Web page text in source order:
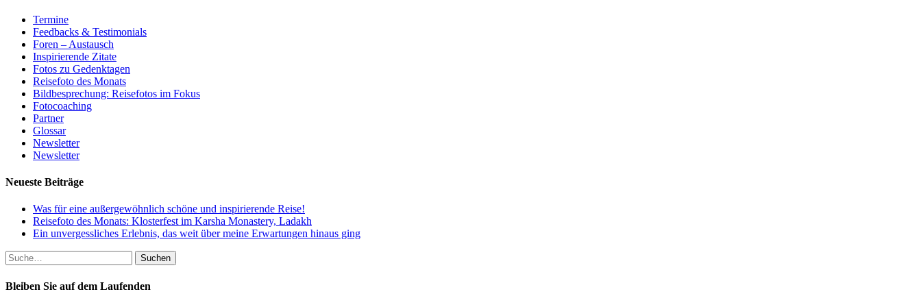
Termine
Feedbacks & Testimonials
Foren – Austausch
Inspirierende Zitate
Fotos zu Gedenktagen
Reisefoto des Monats
Bildbesprechung: Reisefotos im Fokus
Fotocoaching
Partner
Glossar
Newsletter
Newsletter
Neueste Beiträge
Was für eine außergewöhnlich schöne und inspirierende Reise!
Reisefoto des Monats: Klosterfest im Karsha Monastery, Ladakh
Ein unvergessliches Erlebnis, das weit über meine Erwartungen hinaus ging
Suche
nach:
Bleiben Sie auf dem Laufenden